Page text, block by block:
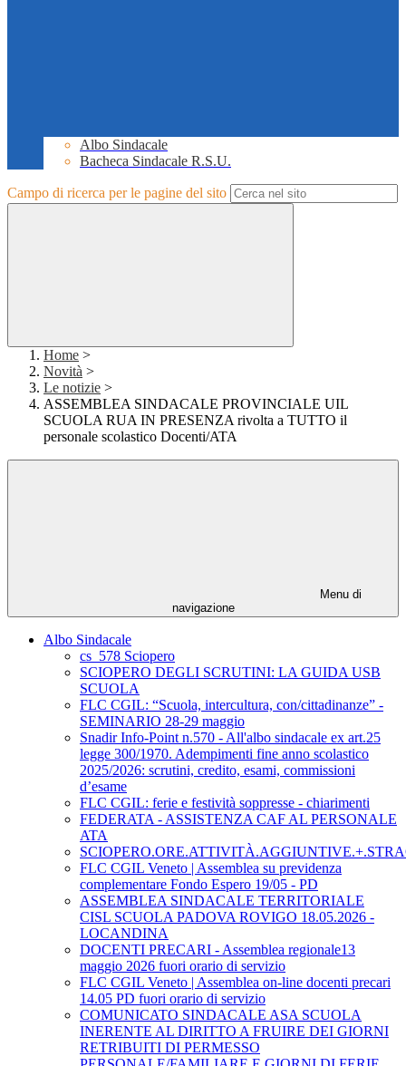
Albo Sindacale
Bacheca Sindacale R.S.U.
Campo di ricerca per le pagine del sito
Home >
Novità >
Le notizie >
ASSEMBLEA SINDACALE PROVINCIALE UIL
SCUOLA RUA IN PRESENZA rivolta a TUTTO il
personale scolastico Docenti/ATA
Menu di
navigazione
Albo Sindacale
cs_578 Sciopero
SCIOPERO DEGLI SCRUTINI: LA GUIDA USB
SCUOLA
FLC CGIL: “Scuola, intercultura, con/cittadinanze” -
SEMINARIO 28-29 maggio
Snadir Info-Point n.570 - All'albo sindacale ex art.25
legge 300/1970. Adempimenti fine anno scolastico
2025/2026: scrutini, credito, esami, commissioni
d’esame
FLC CGIL: ferie e festività soppresse - chiarimenti
FEDERATA - ASSISTENZA CAF AL PERSONALE
ATA
FLC CGIL Veneto | Assemblea su previdenza
complementare Fondo Espero 19/05 - PD
ASSEMBLEA SINDACALE TERRITORIALE
CISL SCUOLA PADOVA ROVIGO 18.05.2026 -
LOCANDINA
DOCENTI PRECARI - Assemblea regionale13
maggio 2026 fuori orario di servizio
FLC CGIL Veneto | Assemblea on-line docenti precari
14.05 PD fuori orario di servizio
COMUNICATO SINDACALE ASA SCUOLA
INERENTE AL DIRITTO A FRUIRE DEI GIORNI
RETRIBUITI DI PERMESSO